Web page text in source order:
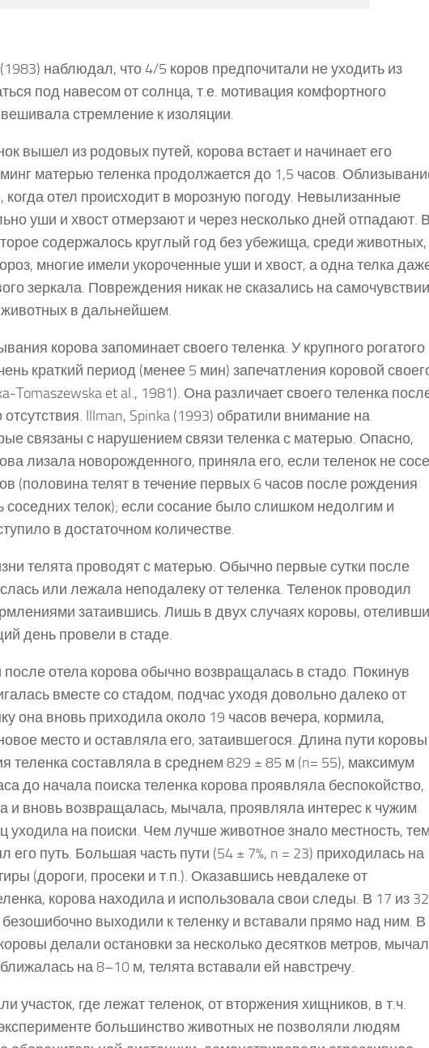
наблюдал, что 4/5 коров предпочитали не уходить из
под навесом от солнца, т.е. мотивация комфортного
стремление к изоляции.
вышел из родовых путей, корова встает и начинает его
матерью теленка продолжается до 1,5 часов.
когда отел происходит в морозную погоду. Невылизанные
уши и хвост отмерзают и через несколько дней отпадают. В
содержалось круглый год без убежища, среди животных,
многие имели укороченные уши и хвост, а одна телка
зеркала. Повреждения никак не сказались на
в дальнейшем.
корова запоминает своего теленка. У крупного рогатого
краткий период (менее 5 мин) запечатления коровой
Tomaszewska et al., 1981). Она различает своего теленка
отсутствия. Illman, Spinka (1993) обратили внимание на
связаны с нарушением связи теленка с матерью. Опасно,
лизала новорожденного, приняла его, если теленок не
(половина телят в течение первых 6 часов после рождения
соседних телок); если сосание было слишком недолгим и
в достаточном количестве.
телята проводят с матерью. Обычно первые сутки после
или лежала неподалеку от теленка. Теленок проводил
затаившись. Лишь в двух случаях коровы,
день провели в стаде.
после отела корова обычно возвращалась в стадо. Покинув
вместе со стадом, подчас уходя довольно далеко от
она вновь приходила около 19 часов вечера, кормила,
место и оставляла его, затаившегося. Длина пути коровы
теленка составляла в среднем 829 ± 85 м (n= 55), максимум
до начала поиска теленка корова проявляла беспокойство,
и вновь возвращалась, мычала, проявляла интерес к чужим
уходила на поиски. Чем лучше животное знало местность, тем
его путь. Большая часть пути (54 ± 7%, n = 23) приходилась на
(дороги, просеки и т.п.). Оказавшись невдалеке от
корова находила и использовала свои следы. В 17 из 32
выходили к теленку и вставали прямо над ним. В
делали остановки за несколько десятков метров,
на 8–10 м, телята вставали ей навстречу.
участок, где лежат теленок, от вторжения хищников, в т.ч.
большинство животных не позволяли людям